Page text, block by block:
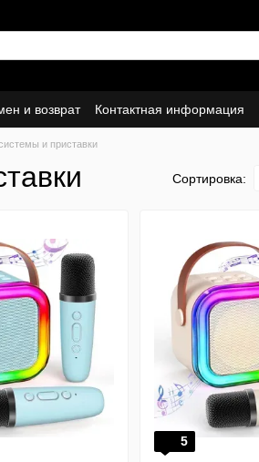
и возврат Контактная информация
и приставки
Сортировка:
5